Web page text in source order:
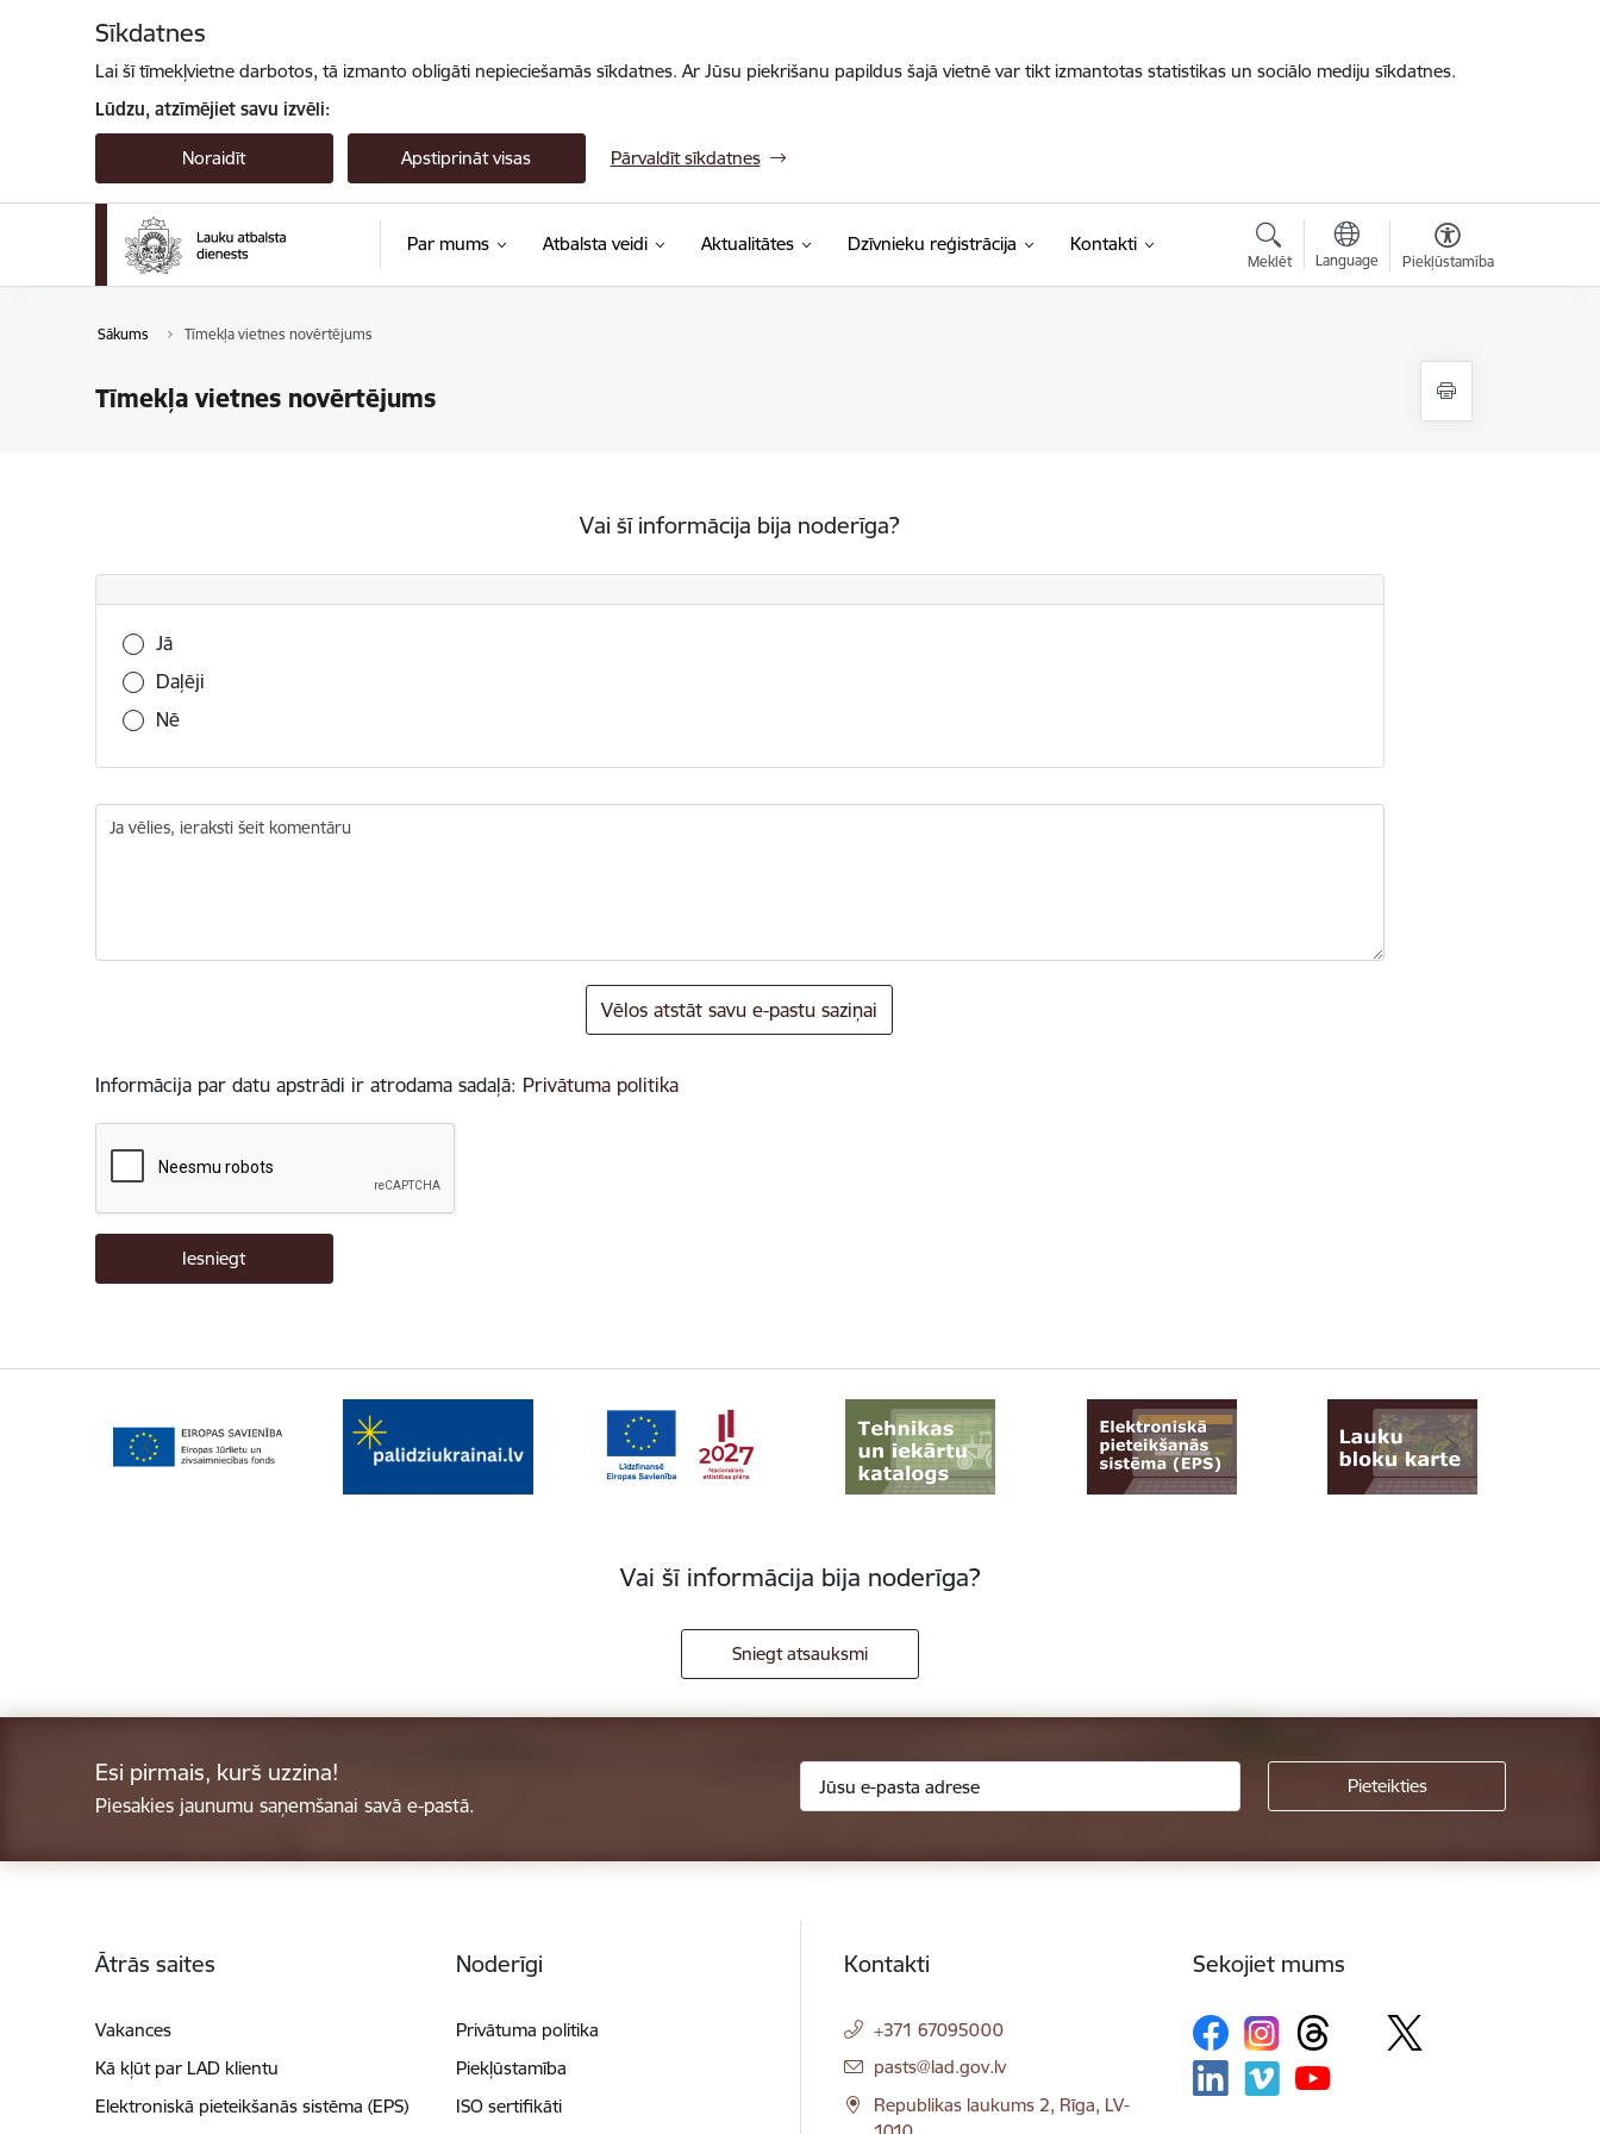
Sīkdatnes
Lai šī tīmekļvietne darbotos, tā izmanto obligāti nepieciešamās sīkdatnes. Ar Jūsu piekrišanu papildus šajā vietnē var tikt izmantotas statistikas un sociālo mediju sīkdatnes.
Lūdzu, atzīmējiet savu izvēli:
Noraidīt Apstiprināt visas Pārvaldīt sīkdatnes
Par mums Atbalsta veidi Aktualitātes Dzīvnieku reģistrācija Kontakti
Meklēt Language Piekļūstamība
Sākums Tīmekļa vietnes novērtējums
Tīmekļa vietnes novērtējums
Vai šī informācija bija noderīga?
Vai šī informācija bija noderīga?
Jā
Daļēji
Nē
Ja vēlies, ieraksti šeit komentāru
Vēlos atstāt savu e-pastu saziņai
Informācija par datu apstrādi ir atrodama sadaļā: Privātuma politika
Vai šī informācija bija noderīga?
Sniegt atsauksmi
Esi pirmais, kurš uzzina!
Piesakies jaunumu saņemšanai savā e-pastā.
Ātrās saites
Vakances
Kā kļūt par LAD klientu
Elektroniskā pieteikšanās sistēma (EPS)
Noderīgi
Privātuma politika
Piekļūstamība
ISO sertifikāti
Kontakti
+371 67095000
E-pasts:
pasts@lad.gov.lv
Republikas laukums 2, Rīga, LV-
Sekojiet mums